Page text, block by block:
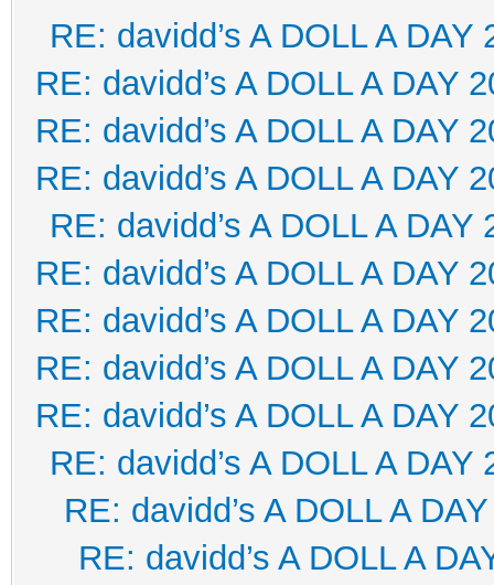
RE: davidd’s A DOLL A DAY
RE: davidd’s A DOLL A DAY
RE: davidd’s A DOLL A DAY
RE: davidd’s A DOLL A DAY
RE: davidd’s A DOLL A DAY
RE: davidd’s A DOLL A DAY
RE: davidd’s A DOLL A DAY
RE: davidd’s A DOLL A DAY
RE: davidd’s A DOLL A DAY
RE: davidd’s A DOLL A DAY
RE: davidd’s A DOLL A
RE: davidd’s A DOLL A